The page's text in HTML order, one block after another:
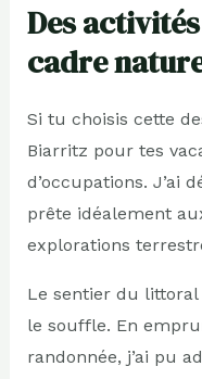
Des
cadre
Si tu choisis cette
Biarritz pour tes
d’occupations. J’ai
prête idéalement
explorations
Le sentier du
le souffle. En
randonnée, j’ai pu